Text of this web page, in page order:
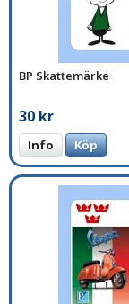
BP Skattemärke
30 kr
Info Köp